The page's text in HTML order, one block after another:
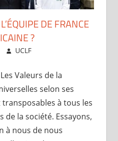
DE FRANCE
?
UCLF
Valeurs de la
selon ses
à tous les
de la société. Essayons,
à nous de nous